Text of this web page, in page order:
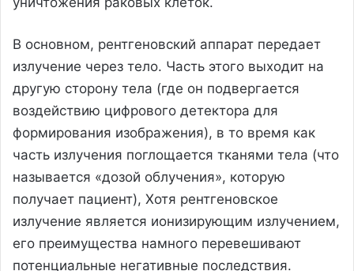
В основном, рентгеновский аппарат передает
излучение через тело. Часть этого выходит на
другую сторону тела (где он подвергается
воздействию цифрового детектора для
формирования изображения), в то время как
часть излучения поглощается тканями тела (что
называется «дозой облучения», которую
получает пациент), Хотя рентгеновское
излучение является ионизирующим излучением,
его преимущества намного перевешивают
потенциальные негативные последствия.